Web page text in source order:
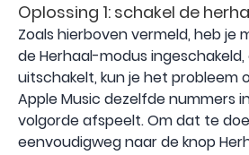
Oplossing 1: schakel de
Zoals hierboven vermeld, heb je
de Herhaal-modus ingeschakeld,
uitschakelt, kun je het probleem
Apple Music dezelfde nummers
volgorde afspeelt. Om dat te
eenvoudigweg naar de knop